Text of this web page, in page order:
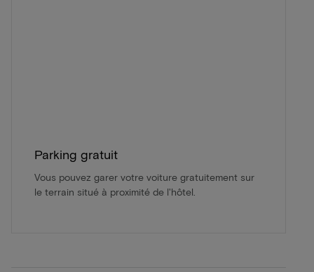
Parking gratuit
Vous pouvez garer votre voiture gratuitement sur
le terrain situé à proximité de l'hôtel.